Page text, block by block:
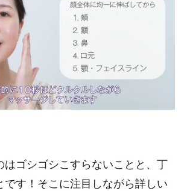
はゴシゴシこすらないことと、丁
です！そこに注目しながら詳しい